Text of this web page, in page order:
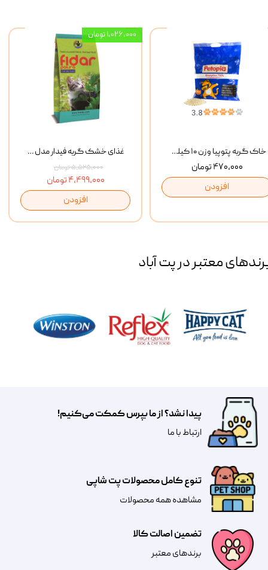
غذای خشک گربه فیدار مدل Adult وزن 10 کیلوگرم
۵,۵۲۵,۰۰۰ تومان
۴,۴۹۹,۰۰۰ تومان
افزودن
۱,۰۲۶,۰۰۰ تومان
خاک گربه پتوپیا وزن ۱۰ کیلوگرم
۴۷۰,۰۰۰ تومان
افزودن
معتبر در پت آباد
تضمین اصالت کالا
​​برندهای معتبر​​​​​​​
تنوع کامل محصولات پت شاپی
مشاهده همه محصولات
پیدا نشد؟ از ما بپرس کمکت می‌کنیم!
​​​ارتباط با ما